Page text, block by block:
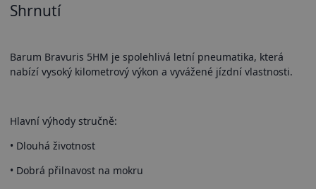
Shrnutí
Barum Bravuris 5HM je spolehlivá letní pneumatika, která
nabízí vysoký kilometrový výkon a vyvážené jízdní vlastnosti.
Hlavní výhody stručně:
• Dlouhá životnost
• Dobrá přilnavost na mokru